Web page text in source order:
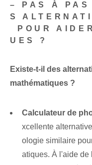
– ‌PAS À
S
POUR
UES ?
Existe-t-il des
mathématiques ?
Calculateur de
xcellente⁢
ologie similaire
atiques. À l'aide de